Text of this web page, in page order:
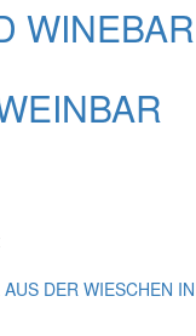
WINEBAR